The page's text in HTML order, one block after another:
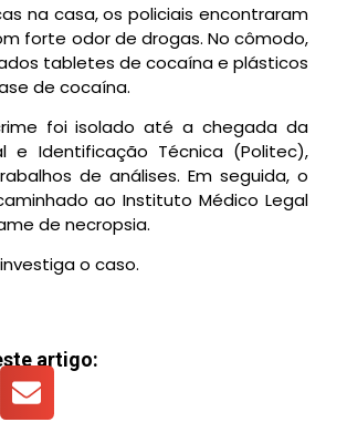
na casa, os policiais encontraram
forte odor de drogas. No cômodo,
tabletes de cocaína e plásticos
de cocaína.
foi isolado até a chegada da
e Identificação Técnica (Politec),
de análises. Em seguida, o
ao Instituto Médico Legal
de necropsia.
o caso.
artigo: